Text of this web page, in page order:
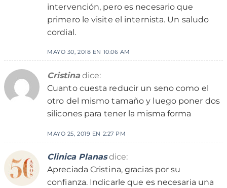
intervención, pero es necesario que
primero le visite el internista. Un saludo
cordial.
MAYO 30, 2018 EN 10:06 AM
Cristina dice:
Cuanto cuesta reducir un seno como el
otro del mismo tamaño y luego poner dos
silicones para tener la misma forma
MAYO 25, 2019 EN 2:27 PM
Clinica Planas dice:
Apreciada Cristina, gracias por su
confianza. Indicarle que es necesaria una